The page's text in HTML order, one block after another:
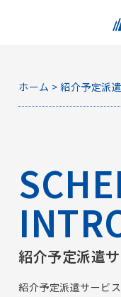
ホーム >紹介予定派
紹介予定派遣
紹介予定派遣サービ